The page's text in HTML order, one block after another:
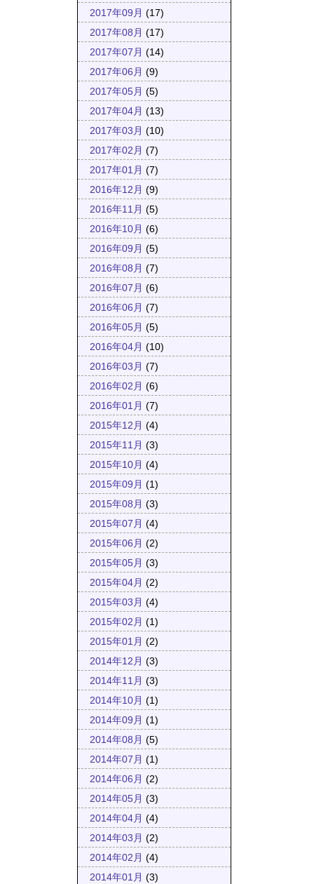
2017年09月 (17)
2017年08月 (17)
2017年07月 (14)
2017年06月 (9)
2017年05月 (5)
2017年04月 (13)
2017年03月 (10)
2017年02月 (7)
2017年01月 (7)
2016年12月 (9)
2016年11月 (5)
2016年10月 (6)
2016年09月 (5)
2016年08月 (7)
2016年07月 (6)
2016年06月 (7)
2016年05月 (5)
2016年04月 (10)
2016年03月 (7)
2016年02月 (6)
2016年01月 (7)
2015年12月 (4)
2015年11月 (3)
2015年10月 (4)
2015年09月 (1)
2015年08月 (3)
2015年07月 (4)
2015年06月 (2)
2015年05月 (3)
2015年04月 (2)
2015年03月 (4)
2015年02月 (1)
2015年01月 (2)
2014年12月 (3)
2014年11月 (3)
2014年10月 (1)
2014年09月 (1)
2014年08月 (5)
2014年07月 (1)
2014年06月 (2)
2014年05月 (3)
2014年04月 (4)
2014年03月 (2)
2014年02月 (4)
2014年01月 (3)